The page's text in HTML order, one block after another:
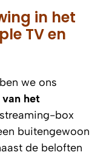
in het
TV en
we ons
het
box
buitengewoon
de beloften